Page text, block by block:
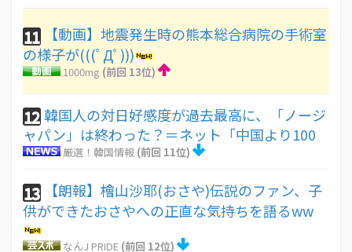
11
【動画】地震発生時の熊本総合病院の手術室
の様子が(((ﾟДﾟ)))
1000mg (前回 13位)
12韓国人の対日好感度が過去最高に、「ノージ
ャパン」は終わった？＝ネット「中国より100
厳選！韓国情報 (前回 11位)
13
【朗報】檜山沙耶(おさや)伝説のファン、子
供ができたおさやへの正直な気持ちを語るww
なんJ PRIDE (前回 12位)